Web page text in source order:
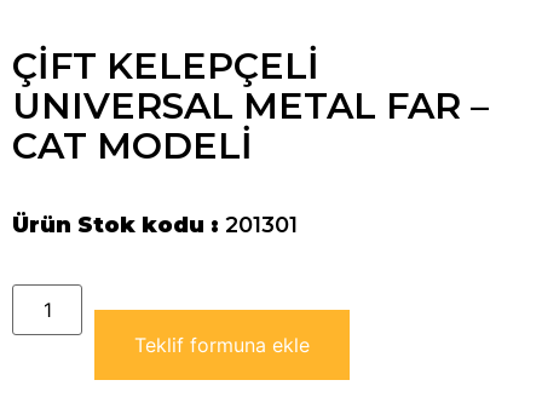
ÇİFT KELEPÇELİ
UNIVERSAL METAL FAR –
CAT MODELİ
Ürün Stok kodu : 201301
Teklif formuna ekle